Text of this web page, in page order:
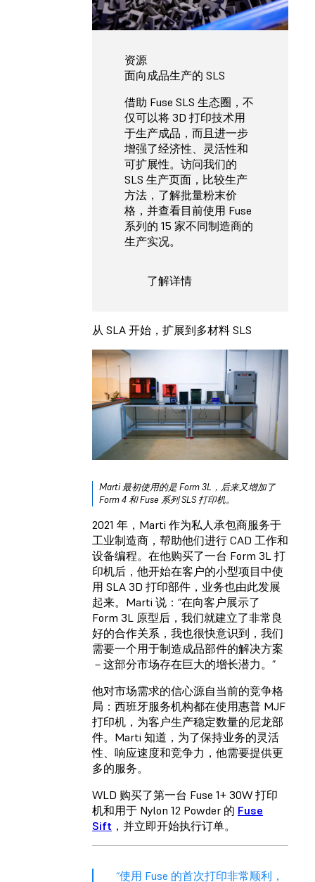
资源
面向成品生产的 SLS
借助 Fuse SLS 生态圈，不
仅可以将 3D 打印技术用
于生产成品，而且进一步
增强了经济性、灵活性和
可扩展性。访问我们的
SLS 生产页面，比较生产
方法，了解批量粉末价
格，并查看目前使用 Fuse
系列的 15 家不同制造商的
生产实况。
了解详情
从 SLA 开始，扩展到多材料 SLS
Marti 最初使用的是 Form 3L，后来又增加了
Form 4 和 Fuse 系列 SLS 打印机。
2021 年，Marti 作为私人承包商服务于
工业制造商，帮助他们进行 CAD 工作和
设备编程。在他购买了一台 Form 3L 打
印机后，他开始在客户的小型项目中使
用 SLA 3D 打印部件，业务也由此发展
起来。Marti 说：“在向客户展示了
Form 3L 原型后，我们就建立了非常良
好的合作关系，我也很快意识到，我们
需要一个用于制造成品部件的解决方案
－这部分市场存在巨大的增长潜力。”
他对市场需求的信心源自当前的竞争格
局：西班牙服务机构都在使用惠普 MJF
打印机，为客户生产稳定数量的尼龙部
件。Marti 知道，为了保持业务的灵活
性、响应速度和竞争力，他需要提供更
多的服务。
WLD 购买了第一台 Fuse 1+ 30W 打印
机和用于 Nylon 12 Powder 的 Fuse
Sift ，并立即开始执行订单。
“使用 Fuse 的首次打印非常顺利，